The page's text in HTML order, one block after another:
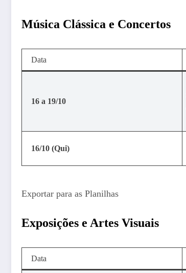
Música Clássica e Concertos
Data
16 a 19/10
16/10 (Qui)
Exportar para as Planilhas
Exposições e Artes Visuais
Data